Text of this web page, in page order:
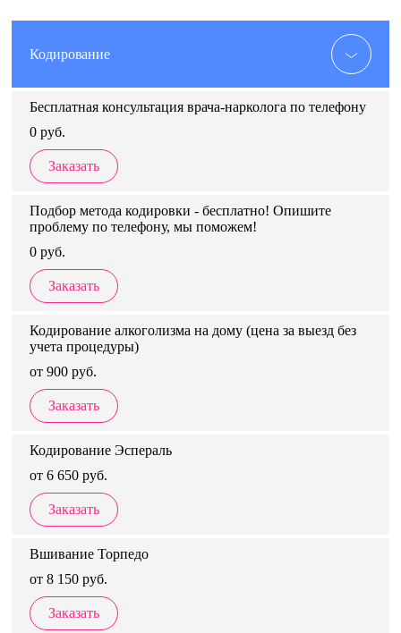
Кодирование
Бесплатная консультация врача-нарколога по телефону
0 руб.
Заказать
Подбор метода кодировки - бесплатно! Опишите
проблему по телефону, мы поможем!
0 руб.
Заказать
Кодирование алкоголизма на дому (цена за выезд без
учета процедуры)
от 900 руб.
Заказать
Кодирование Эспераль
от 6 650 руб.
Заказать
Вшивание Торпедо
от 8 150 руб.
Заказать